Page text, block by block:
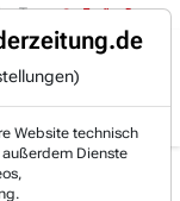
Trading-Room
06.08.
lesen.
anmelden!
Website technisch
Dienste